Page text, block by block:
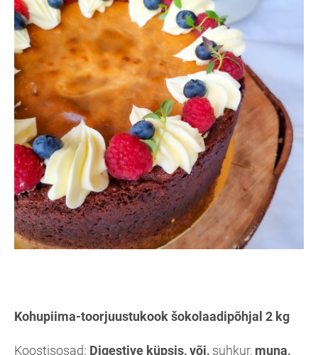
Kohupiima-toorjuustukook šokolaadipõhjal 2 kg
Koostisosad: Digestive küpsis, või, suhkur, muna,